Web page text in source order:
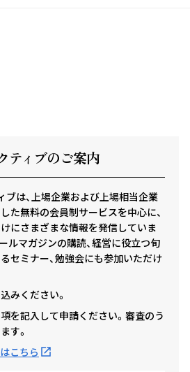
ティ ブのご案内
ブは、上場企業および上場相当企業
た無料の会員制サービスを中心に、
にさまざまな情報を発信していま
ルマガジンの購読、経営に役立つ旬
セミナー、勉強会にも参加いただけ
みください。
を記入して申請ください。審査のう
す。
こちら